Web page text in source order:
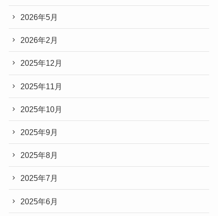
2026年5月
2026年2月
2025年12月
2025年11月
2025年10月
2025年9月
2025年8月
2025年7月
2025年6月